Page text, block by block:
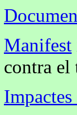
Manifest
contra el